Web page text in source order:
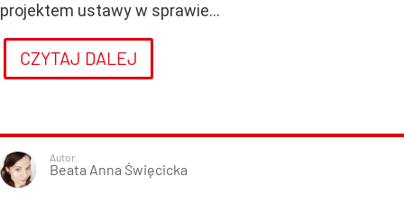
projektem ustawy w sprawie...
CZYTAJ DALEJ
Autor:
Beata Anna Święcicka